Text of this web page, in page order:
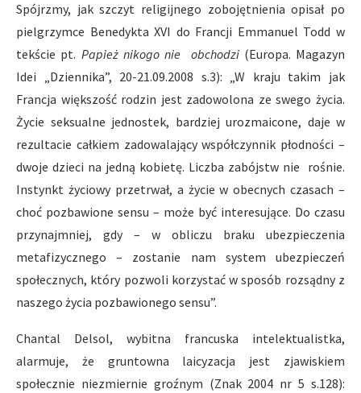
Spójrzmy, jak szczyt religijnego zobojętnienia opisał po
pielgrzymce Benedykta XVI do Francji Emmanuel Todd w
tekście pt. Papież nikogo nie obchodzi(Europa. Magazyn
Idei „Dziennika”, 20-21.09.2008 s.3): „W kraju takim jak
Francja większość rodzin jest zadowolona ze swego życia.
Życie seksualne jednostek, bardziej urozmaicone, daje w
rezultacie całkiem zadowalający współczynnik płodności –
dwoje dzieci na jedną kobietę. Liczba zabójstw nie rośnie.
Instynkt życiowy przetrwał, a życie w obecnych czasach –
choć pozbawione sensu – może być interesujące. Do czasu
przynajmniej, gdy – w obliczu braku ubezpieczenia
metafizycznego – zostanie nam system ubezpieczeń
społecznych, który pozwoli korzystać w sposób rozsądny z
naszego życia pozbawionego sensu”.
Chantal Delsol, wybitna francuska intelektualistka,
alarmuje, że gruntowna laicyzacja jest zjawiskiem
społecznie niezmiernie groźnym (Znak 2004 nr 5 s.128):